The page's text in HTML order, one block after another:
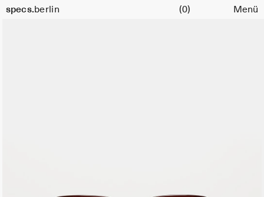
specs.berlin
Warenkorb (0) Menü